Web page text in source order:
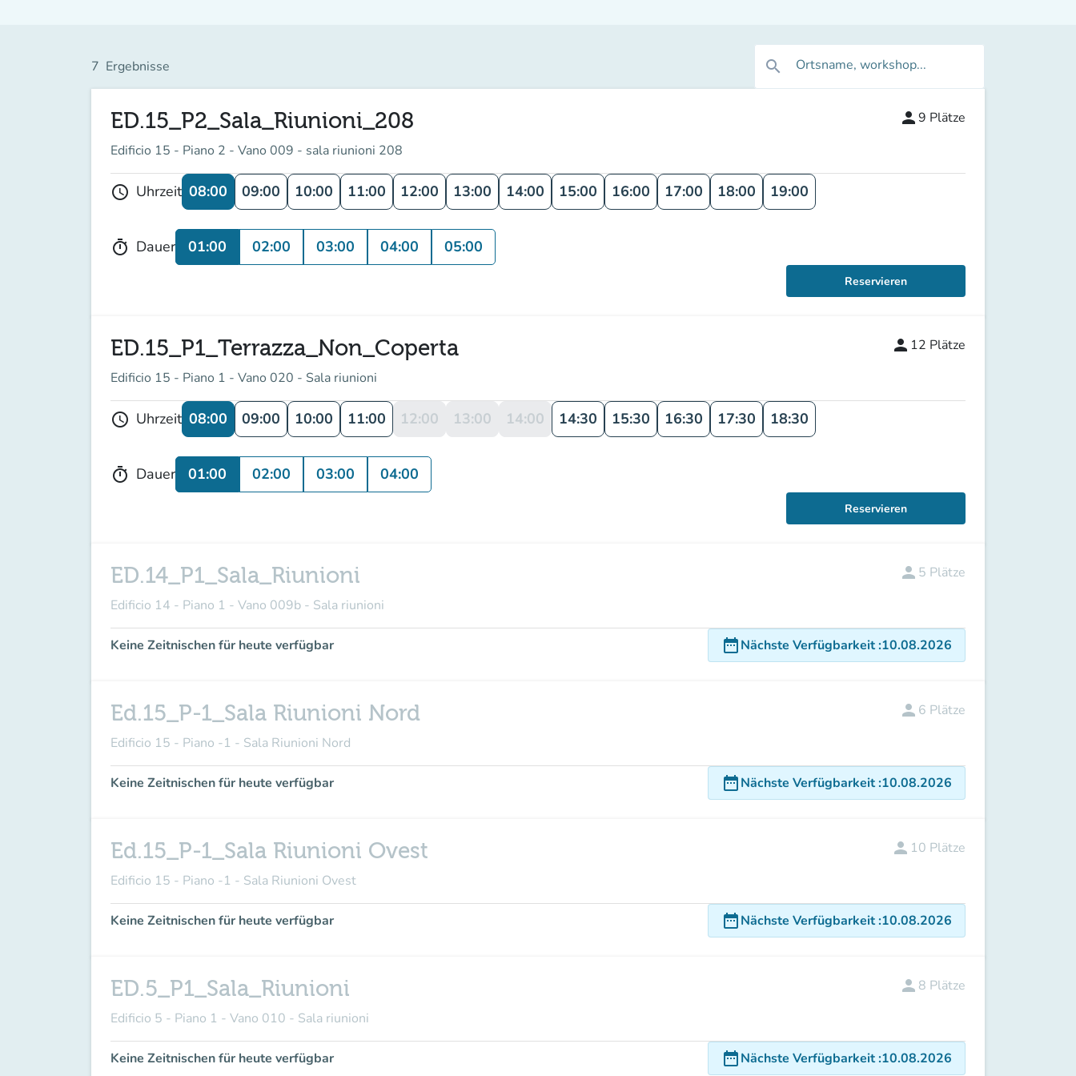
7 Ergebnisse search Ortsname, workshop...
ED.15_P2_Sala_Riunioni_208
Edificio 15 - Piano 2 - Vano 009 - sala riunioni 208
person9 Plätze
schedule Uhrzeit 08:00 09:00 10:00 11:00 12:00 13:00 14:00 15:00 16:00 17:00 18:00 19:00
timer Dauer 01:00 02:00 03:00 04:00 05:00
Reservieren
ED.15_P1_Terrazza_Non_Coperta
Edificio 15 - Piano 1 - Vano 020 - Sala riunioni
person 12 Plätze
schedule Uhrzeit 08:00 09:00 10:00 11:00 12:00 13:00 14:00 14:30 15:30 16:30 17:30 18:30
timer Dauer 01:00 02:00 03:00 04:00
Reservieren
ED.14_P1_Sala_Riunioni
Edificio 14 - Piano 1 - Vano 009b - Sala riunioni
person 5 Plätze
Keine Zeitnischen für heute verfügbar date_rangeNächste Verfügbarkeit:10.08.2026
Ed.15_P-1_Sala Riunioni Nord
Edificio 15 - Piano -1 - Sala Riunioni Nord
person 6 Plätze
Keine Zeitnischen für heute verfügbar date_rangeNächste Verfügbarkeit:10.08.2026
Ed.15_P-1_Sala Riunioni Ovest
Edificio 15 - Piano -1 - Sala Riunioni Ovest
person 10 Plätze
Keine Zeitnischen für heute verfügbar date_rangeNächste Verfügbarkeit:10.08.2026
ED.5_P1_Sala_Riunioni
Edificio 5 - Piano 1 - Vano 010 - Sala riunioni
person 8 Plätze
Keine Zeitnischen für heute verfügbar date_rangeNächste Verfügbarkeit:10.08.2026